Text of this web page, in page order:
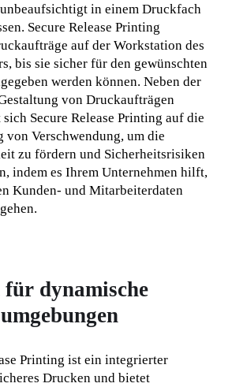
in einem Druckfach
Secure Release Printing
auf der Workstation des
bis sie sicher für den gewünschten
werden können. Neben der
von Druckaufträgen
Secure Release Printing auf die
von Verschwendung, um die
zu fördern und Sicherheitsrisiken
indem es Ihrem Unternehmen hilft,
Kunden- und Mitarbeiterdaten
dynamische
Printing ist ein integrierter
Drucken und bietet